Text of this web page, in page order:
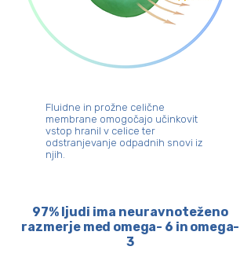
Fluidne in prožne celične
membrane omogočajo učinkovit
vstop hranil v celice ter
odstranjevanje odpadnih snovi iz
njih.
97% ljudi ima neuravnoteženo
razmerje med omega- 6 in omega-
3